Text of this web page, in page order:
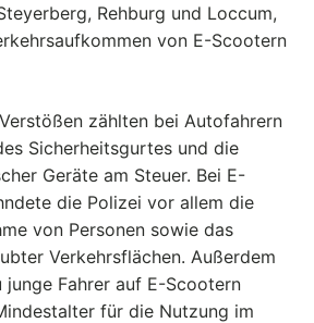
Rehburg und Loccum,
von E-Scootern
zählten bei Autofahrern
Sicherheitsgurtes und die
Geräte am Steuer. Bei E-
die Polizei vor allem die
von Personen sowie das
Verkehrsflächen. Außerdem
Fahrer auf E-Scootern
für die Nutzung im